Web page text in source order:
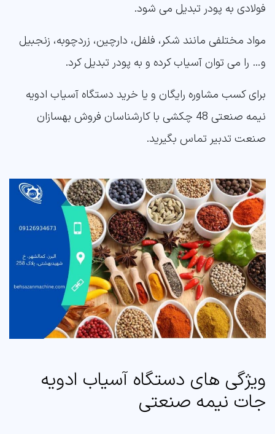
فولادی به پودر تبدیل می شود.
مواد مختلفی مانند شکر، فلفل، دارچین، زردچوبه، زنجبیل
و… را می توان آسیاب کرده و به پودر تبدیل کرد.
برای کسب مشاوره رایگان و یا خرید دستگاه آسیاب ادویه
نیمه صنعتی 48 چکشی با کارشناسان فروش بهسازان
صنعت تدبیر تماس بگیرید.
ویژگی های دستگاه آسیاب ادویه
جات نیمه صنعتی